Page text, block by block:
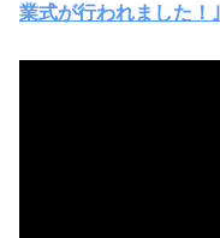
業式が行われました！｣